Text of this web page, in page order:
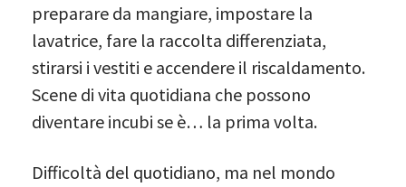
preparare da mangiare, impostare la
lavatrice, fare la raccolta differenziata,
stirarsi i vestiti e accendere il riscaldamento.
Scene di vita quotidiana che possono
diventare incubi se è… la prima volta.
Difficoltà del quotidiano, ma nel mondo